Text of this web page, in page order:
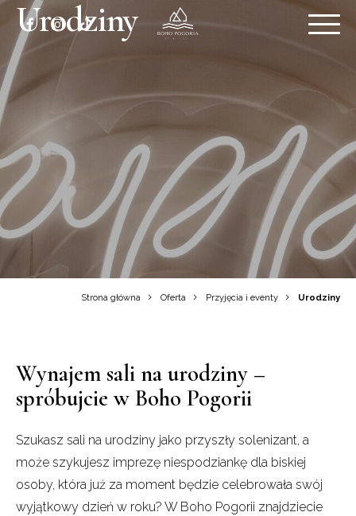
Urodziny
Strona główna Oferta Przyjęcia i eventy Urodziny
Wynajem sali na urodziny –
spróbujcie w Boho Pogorii
Szukasz sali na urodziny jako przyszły solenizant, a
może szykujesz imprezę niespodziankę dla biskiej
osoby, która już za moment będzie celebrowała swój
wyjątkowy dzień w roku? W Boho Pogorii znajdziecie